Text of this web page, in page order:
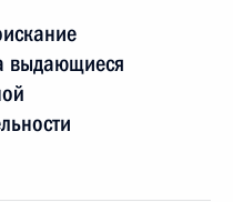
выдающиеся